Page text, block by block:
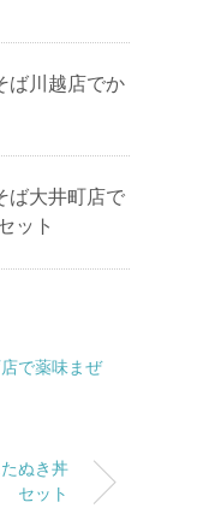
ば川越店でか
ば大井町店で
ット
で薬味まぜ
ぬき丼
セット